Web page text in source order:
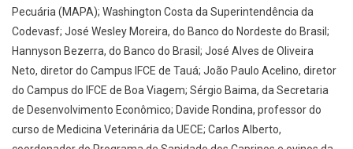
Pecuária (MAPA); Washington Costa da Superintendência da
Codevasf; José Wesley Moreira, do Banco do Nordeste do Brasil;
Hannyson Bezerra, do Banco do Brasil; José Alves de Oliveira
Neto, diretor do Campus IFCE de Tauá; João Paulo Acelino, diretor
do Campus do IFCE de Boa Viagem; Sérgio Baima, da Secretaria
de Desenvolvimento Econômico; Davide Rondina, professor do
curso de Medicina Veterinária da UECE; Carlos Alberto,